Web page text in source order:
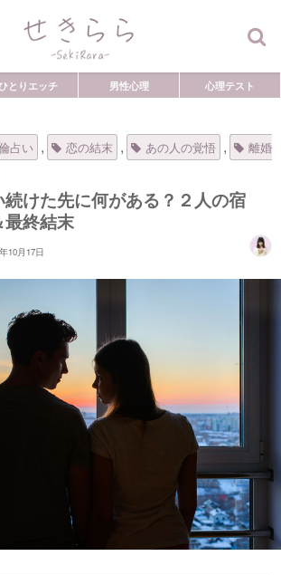
とりエッチ 男性心理 心理テスト
占い , 恋の結末 , あの人の覚悟 ,
離婚
けた先に何がある？２人の宿
終結末
10月17日